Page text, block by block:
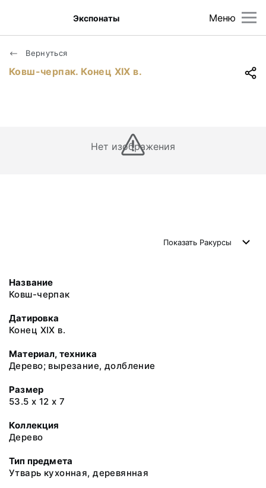
Меню
Экспонаты
Вернуться
Ковш-черпак. Конец XIX в.
Нет изображения
Показать Ракурсы
Название
Ковш-черпак
Датировка
Конец XIX в.
Материал, техника
Дерево; вырезание, долбление
Размер
53.5 х 12 х 7
Коллекция
Дерево
Тип предмета
Утварь кухонная, деревянная